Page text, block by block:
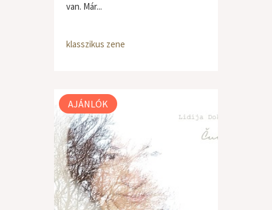
van. Már...
klasszikus zene
AJÁNLÓK